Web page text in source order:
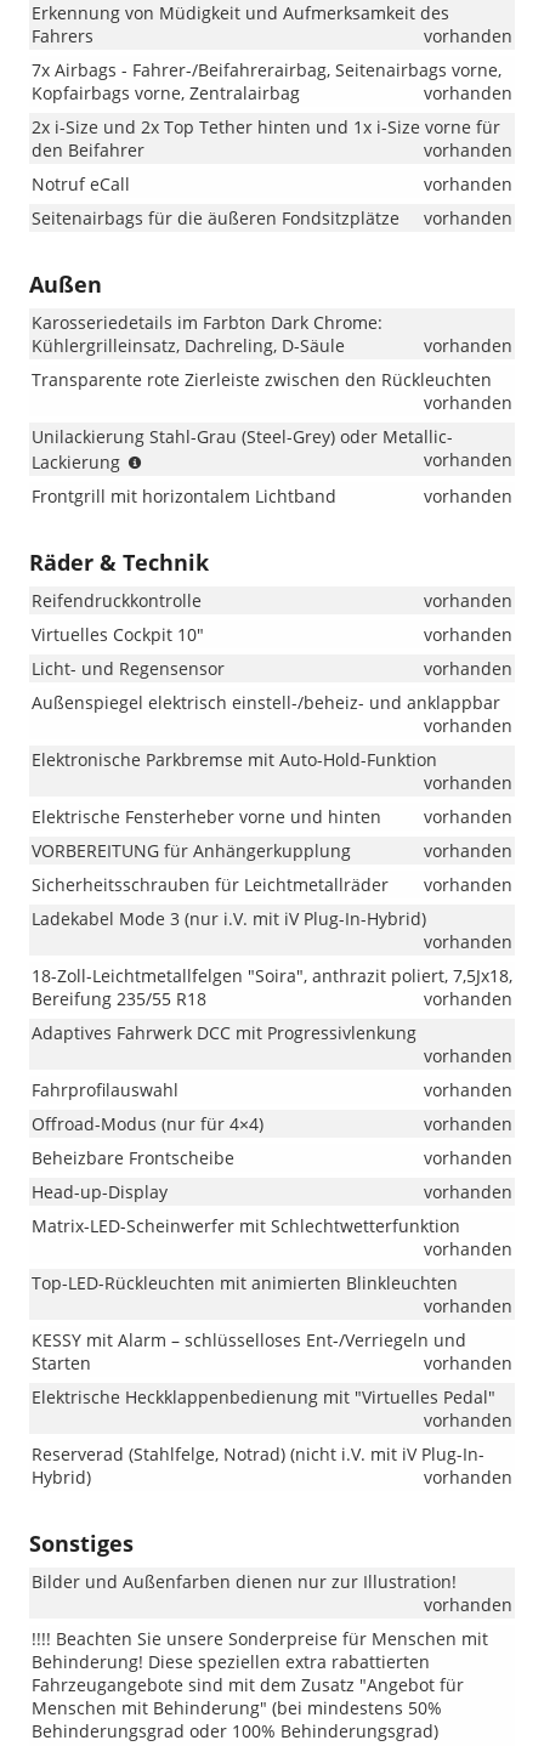
Erkennung von Müdigkeit und Aufmerksamkeit des
Fahrers
vorhanden
7x Airbags - Fahrer-/Beifahrerairbag, Seitenairbags vorne,
Kopfairbags vorne, Zentralairbag
vorhanden
2x i-Size und 2x Top Tether hinten und 1x i-Size vorne für
den Beifahrer
vorhanden
Notruf eCall
vorhanden
Seitenairbags für die äußeren Fondsitzplätze
vorhanden
Außen
Karosseriedetails im Farbton Dark Chrome:
Kühlergrilleinsatz, Dachreling, D-Säule
vorhanden
Transparente rote Zierleiste zwischen den Rückleuchten
vorhanden
Unilackierung Stahl-Grau (Steel-Grey) oder Metallic-
Lackierung
Lackierung
Rot
ist
gegen
bestellbar)
vorhanden
Frontgrill mit horizontalem Lichtband
vorhanden
Räder & Technik
Reifendruckkontrolle
vorhanden
Virtuelles Cockpit 10"
vorhanden
Licht- und Regensensor
vorhanden
Außenspiegel elektrisch einstell-/beheiz- und anklappbar
vorhanden
Elektronische Parkbremse mit Auto-Hold-Funktion
vorhanden
Elektrische Fensterheber vorne und hinten
vorhanden
VORBEREITUNG für Anhängerkupplung
vorhanden
Sicherheitsschrauben für Leichtmetallräder
vorhanden
Ladekabel Mode 3 (nur i.V. mit iV Plug-In-Hybrid)
vorhanden
18-Zoll-Leichtmetallfelgen "Soira", anthrazit poliert, 7,5Jx18,
Bereifung 235/55 R18
vorhanden
Adaptives Fahrwerk DCC mit Progressivlenkung
vorhanden
Fahrprofilauswahl
vorhanden
Offroad-Modus (nur für 4×4)
vorhanden
Beheizbare Frontscheibe
vorhanden
Head-up-Display
vorhanden
Matrix-LED-Scheinwerfer mit Schlechtwetterfunktion
vorhanden
Top-LED-Rückleuchten mit animierten Blinkleuchten
vorhanden
KESSY mit Alarm – schlüsselloses Ent-/Verriegeln und
Starten
vorhanden
Elektrische Heckklappenbedienung mit "Virtuelles Pedal"
vorhanden
Reserverad (Stahlfelge, Notrad) (nicht i.V. mit iV Plug-In-
Hybrid)
vorhanden
Sonstiges
Bilder und Außenfarben dienen nur zur Illustration!
vorhanden
!!!! Beachten Sie unsere Sonderpreise für Menschen mit
Behinderung! Diese speziellen extra rabattierten
Fahrzeugangebote sind mit dem Zusatz "Angebot für
Menschen mit Behinderung" (bei mindestens 50%
Behinderungsgrad oder 100% Behinderungsgrad)